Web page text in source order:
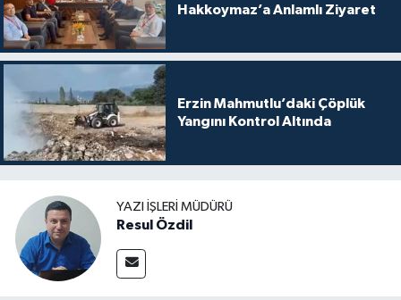
Hakkoymaz’a Anlamlı Ziyaret
Erzin Mahmutlu’daki Çöplük
Yangını Kontrol Altında
YAZI İŞLERI MÜDÜRÜ
Resul Özdil